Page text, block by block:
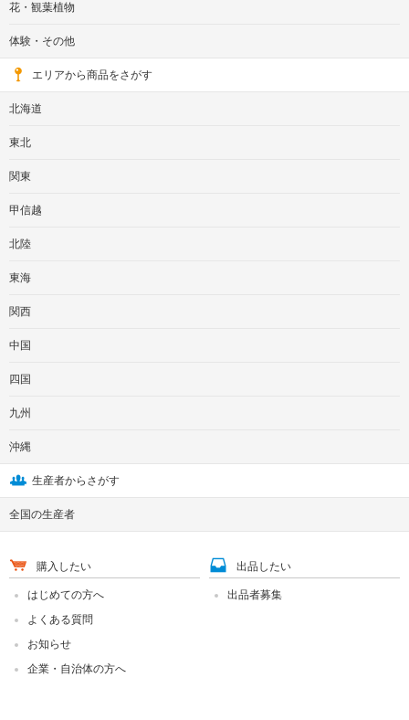
花・観葉植物
体験・その他
エリアから商品をさがす
北海道
東北
関東
甲信越
北陸
東海
関西
中国
四国
九州
沖縄
生産者からさがす
全国の生産者
購入したい
はじめての方へ
よくある質問
お知らせ
企業・自治体の方へ
出品したい
出品者募集